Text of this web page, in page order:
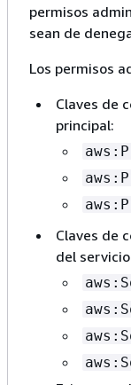
permisos
sean de
Los permisos
Claves de
principal:
Claves de
del